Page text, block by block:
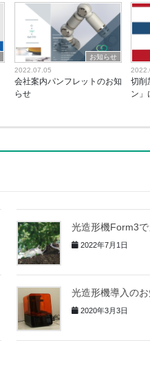
お知らせ
2022.07.05
会社案内パンフレットのお知
らせ
切削
ン」
光造形機Form3で
2022年7月1日
光造形機導入の
2020年3月3日